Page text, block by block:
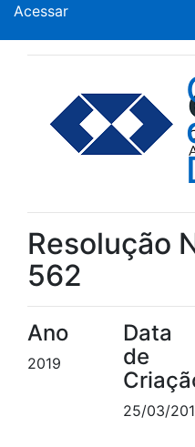
Acessar
Resolução
562
Ano
2019
Data
de
25/03/